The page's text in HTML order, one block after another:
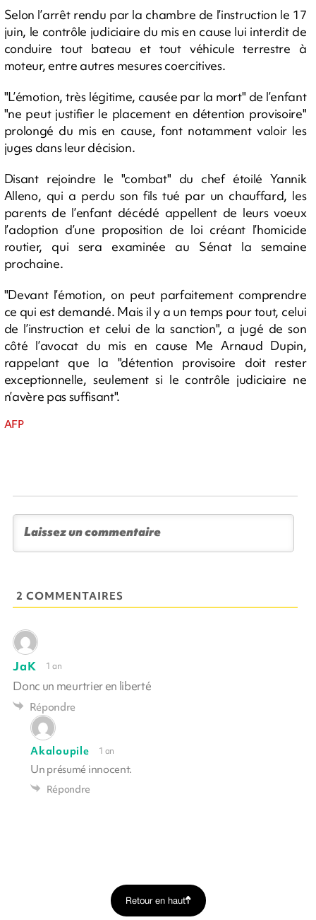
Selon l’arrêt rendu par la chambre de l’instruction le 17
juin, le contrôle judiciaire du mis en cause lui interdit de
conduire tout bateau et tout véhicule terrestre à
moteur, entre autres mesures coercitives.
"L’émotion, très légitime, causée par la mort" de l’enfant
"ne peut justifier le placement en détention provisoire"
prolongé du mis en cause, font notamment valoir les
juges dans leur décision.
Disant rejoindre le "combat" du chef étoilé Yannik
Alleno, qui a perdu son fils tué par un chauffard, les
parents de l’enfant décédé appellent de leurs voeux
l’adoption d’une proposition de loi créant l’homicide
routier, qui sera examinée au Sénat la semaine
prochaine.
"Devant l’émotion, on peut parfaitement comprendre
ce qui est demandé. Mais il y a un temps pour tout, celui
de l’instruction et celui de la sanction", a jugé de son
côté l’avocat du mis en cause Me Arnaud Dupin,
rappelant que la "détention provisoire doit rester
exceptionnelle, seulement si le contrôle judiciaire ne
n’avère pas suffisant".
AFP
2 COMMENTAIRES
JaK 1 an
Donc un meurtrier en liberté
Répondre
Akaloupile 1 an
Un présumé innocent.
Répondre
Retour en haut